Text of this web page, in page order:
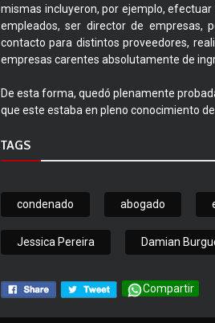
mismas incluyeron, por ejemplo,
empleados, ser director de empresas,
contacto para distintos proveedores,
empresas carentes absolutamente de
De esta forma, quedó plenamente
que este estaba en pleno conocimiento
TAGS
condenado abogado
Jessica Pereira Damian
Compartir